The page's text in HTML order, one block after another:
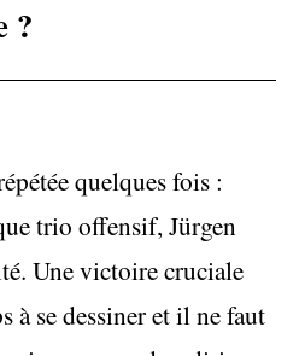
?
quelques fois :
trio offensif, Jürgen
Une victoire cruciale
à se dessiner et il ne faut